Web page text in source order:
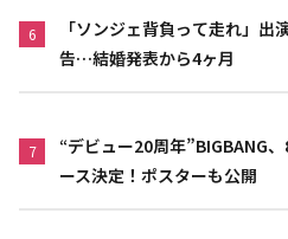
6
「ソンジェ背負って走れ」出
告…結婚発表から4ヶ月
7
“デビュー20周年”BIGBANG
ース決定！ポスターも公開